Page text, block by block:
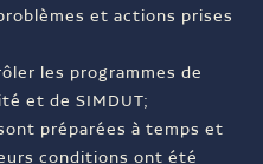
et actions prises
les programmes de
et de SIMDUT;
préparées à temps et
conditions ont été